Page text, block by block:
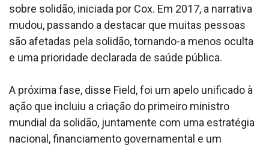
sobre solidão, iniciada por Cox. Em 2017, a narrativa
mudou, passando a destacar que muitas pessoas
são afetadas pela solidão, tornando-a menos oculta
e uma prioridade declarada de saúde pública.
A próxima fase, disse Field, foi um apelo unificado à
ação que incluiu a criação do primeiro ministro
mundial da solidão, juntamente com uma estratégia
nacional, financiamento governamental e um